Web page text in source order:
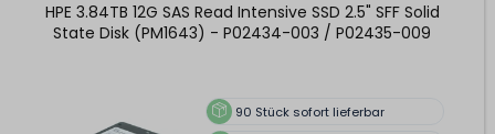
HPE 3.84TB 12G SAS Read Intensive SSD 2.5" SFF Solid
State Disk (PM1643) - P02434-003 / P02435-009
90 Stück sofort lieferbar